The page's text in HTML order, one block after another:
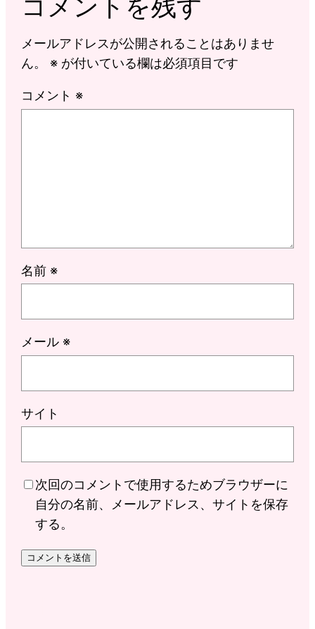
コメントを残す
メールアドレスが公開されることはありませ
ん。
※ が付いている欄は必須項目です
コメント ※
名前 ※
メール ※
サイト
次回のコメントで使用するためブラウザーに
自分の名前、メールアドレス、サイトを保存
する。